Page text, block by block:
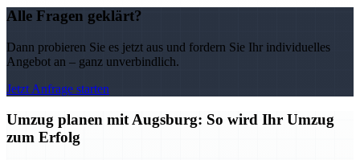
Alle Fragen geklärt?
Dann probieren Sie es jetzt aus und fordern Sie Ihr individuelles
Angebot an – ganz unverbindlich.
Jetzt Anfrage starten
Umzug planen mit Augsburg: So wird Ihr Umzug
zum Erfolg